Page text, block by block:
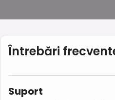
Întrebări
Suport